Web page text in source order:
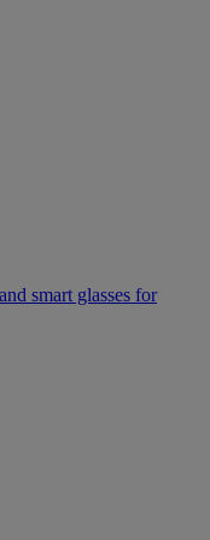
smart glasses for